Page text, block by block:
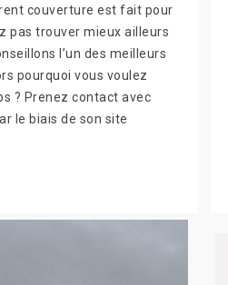
couverture est fait pour
pas trouver mieux ailleurs
l’un des meilleurs
pourquoi vous voulez
? Prenez contact avec
le biais de son site